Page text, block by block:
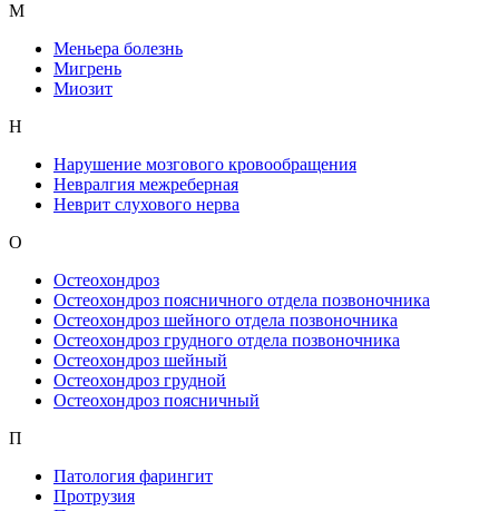
М
Меньера болезнь
Мигрень
Миозит
Н
Нарушение мозгового кровообращения
Невралгия межреберная
Неврит слухового нерва
О
Остеохондроз
Остеохондроз поясничного отдела позвоночника
Остеохондроз шейного отдела позвоночника
Остеохондроз грудного отдела позвоночника
Остеохондроз шейный
Остеохондроз грудной
Остеохондроз поясничный
П
Патология фарингит
Протрузия